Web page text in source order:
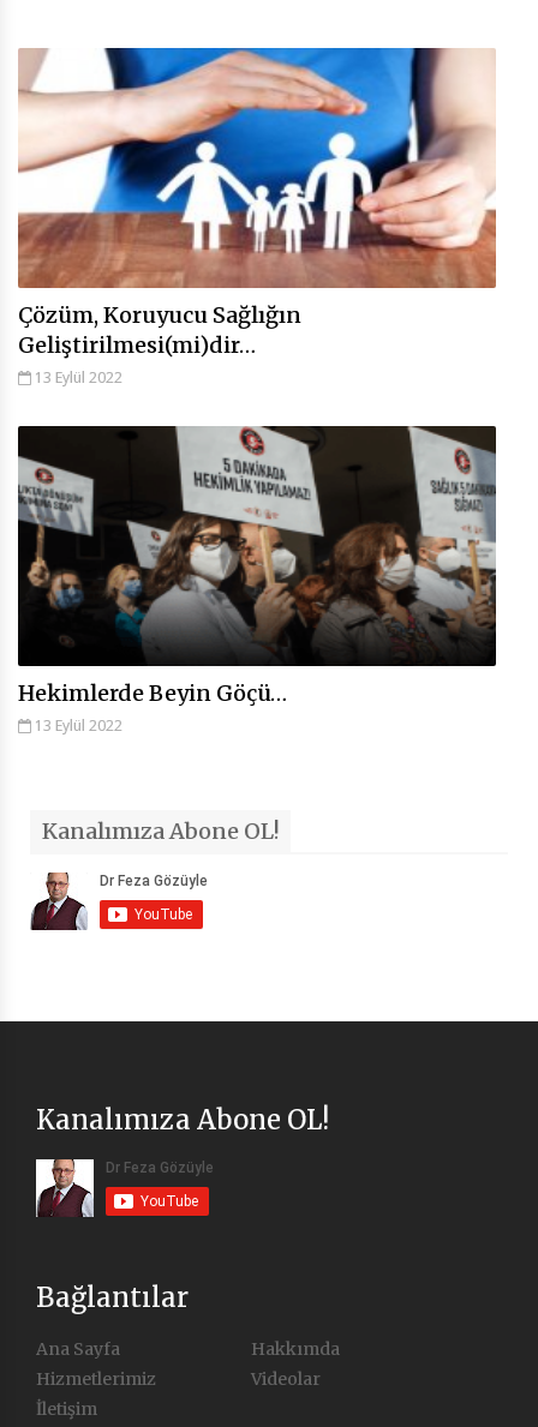
Çözüm, Koruyucu Sağlığın
Geliştirilmesi(mi)dir…
13 Eylül 2022
Hekimlerde Beyin Göçü…
13 Eylül 2022
Kanalımıza Abone OL!
Kanalımıza Abone OL!
Bağlantılar
Ana Sayfa
Hakkımda
Hizmetlerimiz
Videolar
İletişim